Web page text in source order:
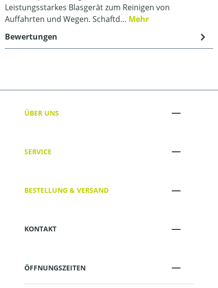
Leistungsstarkes Blasgerät zum Reinigen von
Auffahrten und Wegen. Schaftd… Mehr
Bewertungen
ÜBER UNS
SERVICE
BESTELLUNG & VERSAND
KONTAKT
ÖFFNUNGSZEITEN